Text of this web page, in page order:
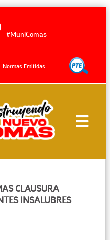
#MuniComas
Normas Emitidas
CLAUSURA
INSALUBRES